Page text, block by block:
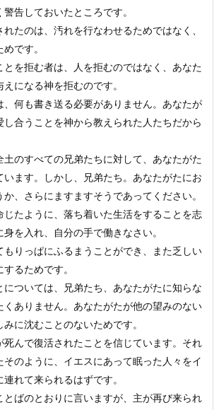
告しておいたところです。
たのは、汚れを行なわせるためではなく、
です。
とを拒む者は、人を拒むのではなく、あなた
になる神を拒むのです。
、何も書き送る必要がありません。あなたが
し合うことを神から教えられた人たちだから
土のすべての兄弟たちに対して、あなたがた
います。しかし、兄弟たち。あなたがたにお
、さらにますますそうであってください。
じたように、落ち着いた生活をすることを志
身を入れ、自分の手で働きなさい。
もりっぱにふるまうことができ、また乏しい
るためです。
については、兄弟たち、あなたがたに知らな
くありません。あなたがたが他の望みのない
に沈むことのないためです。
死んで復活されたことを信じています。それ
そのように、イエスにあって眠った人々をイ
れて来られるはずです。
とばのとおりに言いますが、主が再び来られ